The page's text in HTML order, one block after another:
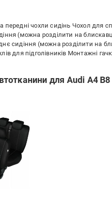
передні чохли сидінь Чохол для
(можна розділити на
сидіння (можна розділити на
для підголівників Монтажні
для Audi A4